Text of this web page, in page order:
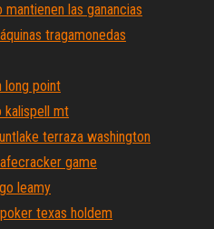
las ganancias
tragamonedas
long point
kalispell mt
terraza washington
game
leamy
texas holdem